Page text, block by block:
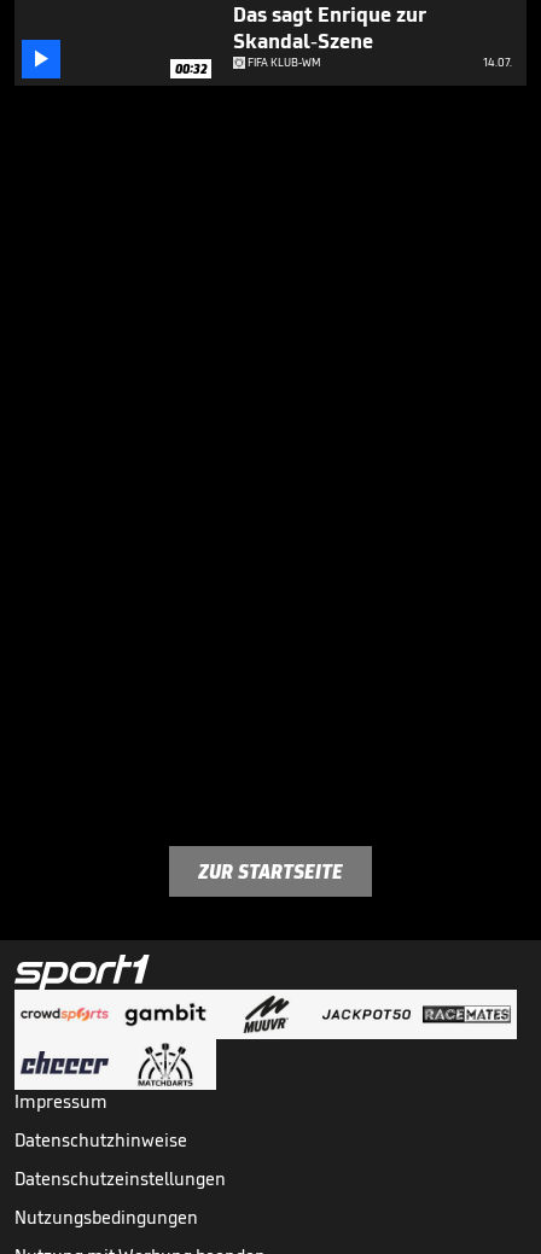
 00:32
Das sagt Enrique zur
Skandal-Szene
FIFA KLUB-WM 14.07.
ZUR STARTSEITE
Impressum
Datenschutzhinweise
Datenschutzeinstellungen
Nutzungsbedingungen